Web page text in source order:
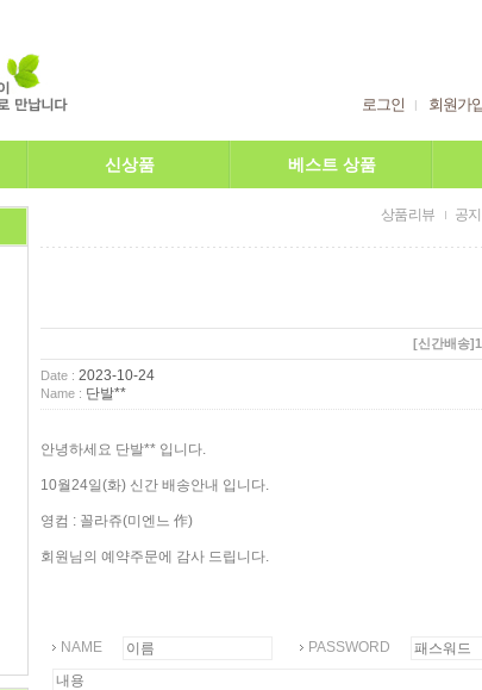
로그인 회원가
신상품 베스트 상품
상품리뷰 공
[신간배송
Date : 2023-10-24
Name : 단발**
안녕하세요 단발** 입니다.
10월24일(화) 신간 배송안내 입니다.
영컴 : 꼴라쥬(미엔느 作)
회원님의 예약주문에 감사 드립니다.
NAME PASSWORD